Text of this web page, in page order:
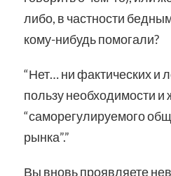
либо, в частности
кому-нибудь помогали?
“Нет… ни фактических и
пользу необходимости и
“саморегулируемого
рынка”.”
Вы вновь проявляете